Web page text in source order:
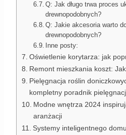
Q: Jak długo trwa proces
drewnopodobnych?
Q: Jakie akcesoria warto
drewnopodobnych?
Inne posty:
Oświetlenie korytarza: jak
Remont mieszkania koszt:
Pielęgnacja roślin
kompletny poradnik
Modne wnętrza 2024
aranżacji
Systemy inteligentnego